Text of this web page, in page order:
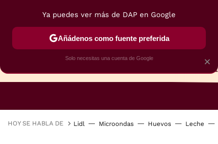
HOY SE HABLA DE Lidl Microondas Huevos Leche
×
Ya puedes ver más de DAP en Google
Añádenos como fuente preferida
Solo necesitas una cuenta de Google